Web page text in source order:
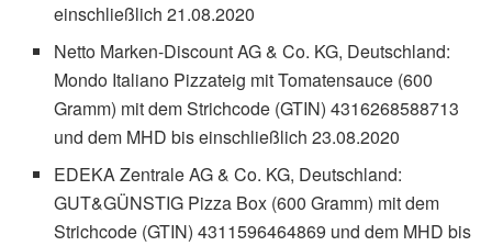
einschließlich 21.08.2020
Netto Marken-Discount AG & Co. KG, Deutschland:
Mondo Italiano Pizzateig mit Tomatensauce (600
Gramm) mit dem Strichcode (GTIN) 4316268588713
und dem MHD bis einschließlich 23.08.2020
EDEKA Zentrale AG & Co. KG, Deutschland:
GUT&GÜNSTIG Pizza Box (600 Gramm) mit dem
Strichcode (GTIN) 4311596464869 und dem MHD bis